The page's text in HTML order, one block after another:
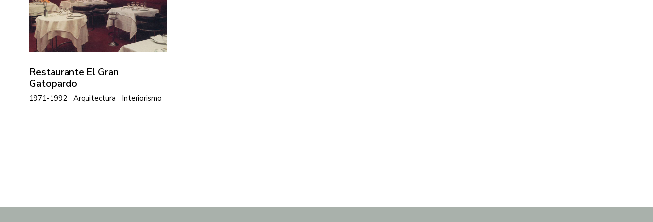
Restaurante El Gran
Gatopardo
1971-1992 Arquitectura Interiorismo